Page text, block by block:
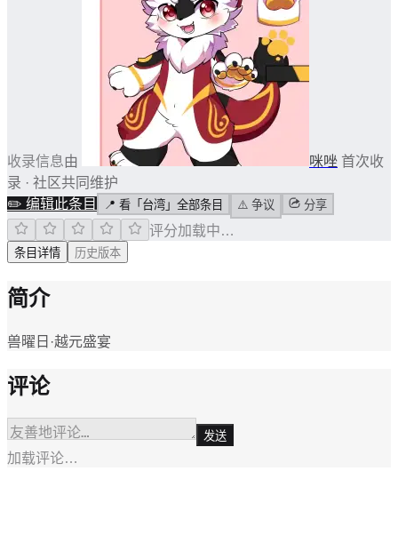
收录信息由 咪唑 首次收
录 · 社区共同维护
✏️ 编辑此条目 📍 看「台湾」全部条目 ⚠️ 争议 分享
评分加载中…
条目详情 历史版本
简介
兽曜日·越元盛宴
评论
发送
加载评论…